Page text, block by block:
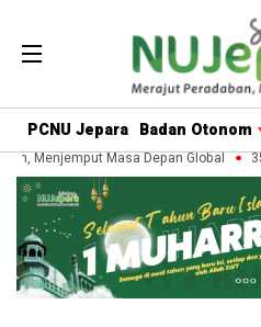
PCNU Jepara Badan Otonom
Menjemput Masa Depan Global 35